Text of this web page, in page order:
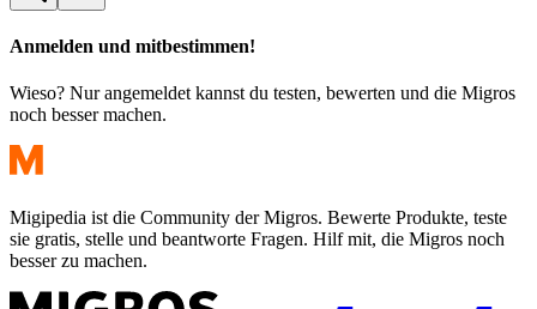
Anmelden und mitbestimmen!
Wieso? Nur angemeldet kannst du testen, bewerten und die Migros
noch besser machen.
Migipedia ist die Community der Migros. Bewerte Produkte, teste
sie gratis, stelle und beantworte Fragen. Hilf mit, die Migros noch
besser zu machen.